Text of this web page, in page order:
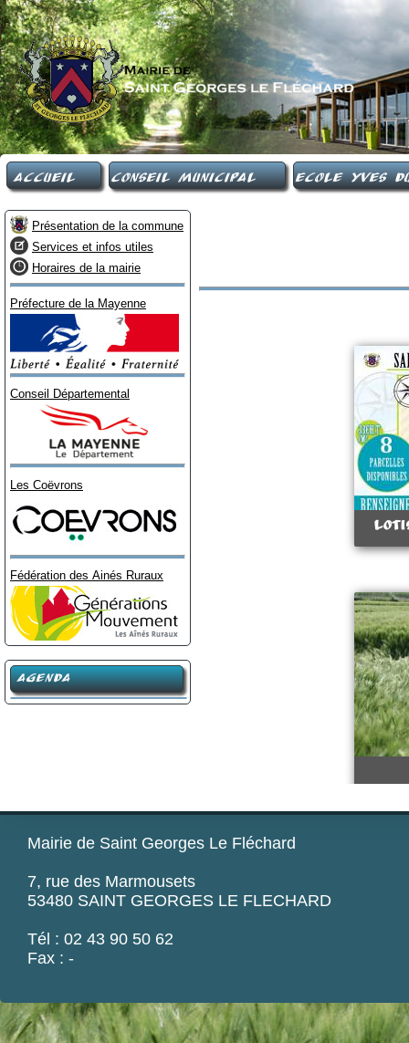
Accueil Conseil Municipal Ecole Yves
Présentation de la commune
Services et infos utiles
Horaires de la mairie
Préfecture de la Mayenne
Conseil Départemental
Les Coëvrons
Fédération des Ainés Ruraux
AGENDA
Mairie de Saint Georges Le Fléchard
7, rue des Marmousets
53480 SAINT GEORGES LE FLECHARD
Tél : 02 43 90 50 62
Fax : -